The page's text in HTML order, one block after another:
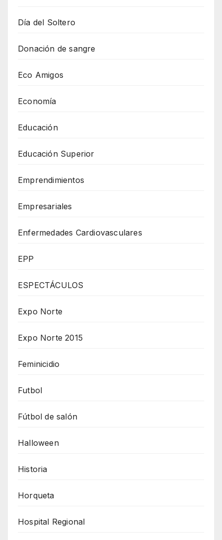
Día del Soltero
Donación de sangre
Eco Amigos
Economía
Educación
Educación Superior
Emprendimientos
Empresariales
Enfermedades Cardiovasculares
EPP
ESPECTÁCULOS
Expo Norte
Expo Norte 2015
Feminicidio
Futbol
Fútbol de salón
Halloween
Historia
Horqueta
Hospital Regional